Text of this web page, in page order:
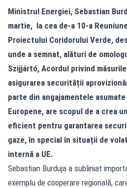
Ministrul Energiei, Sebastian
martie, la cea de-a 10-a
Proiectului Coridorului Verde,
unde a semnat, alături de
Szijjártó, Acordul privind
asigurarea securității
parte din angajamentele
Europene, are scopul de a crea
eficient pentru garantarea
gaze, în special în situații de
internă a UE.
Sebastian Burduja a subliniat
exemplu de cooperare regională,